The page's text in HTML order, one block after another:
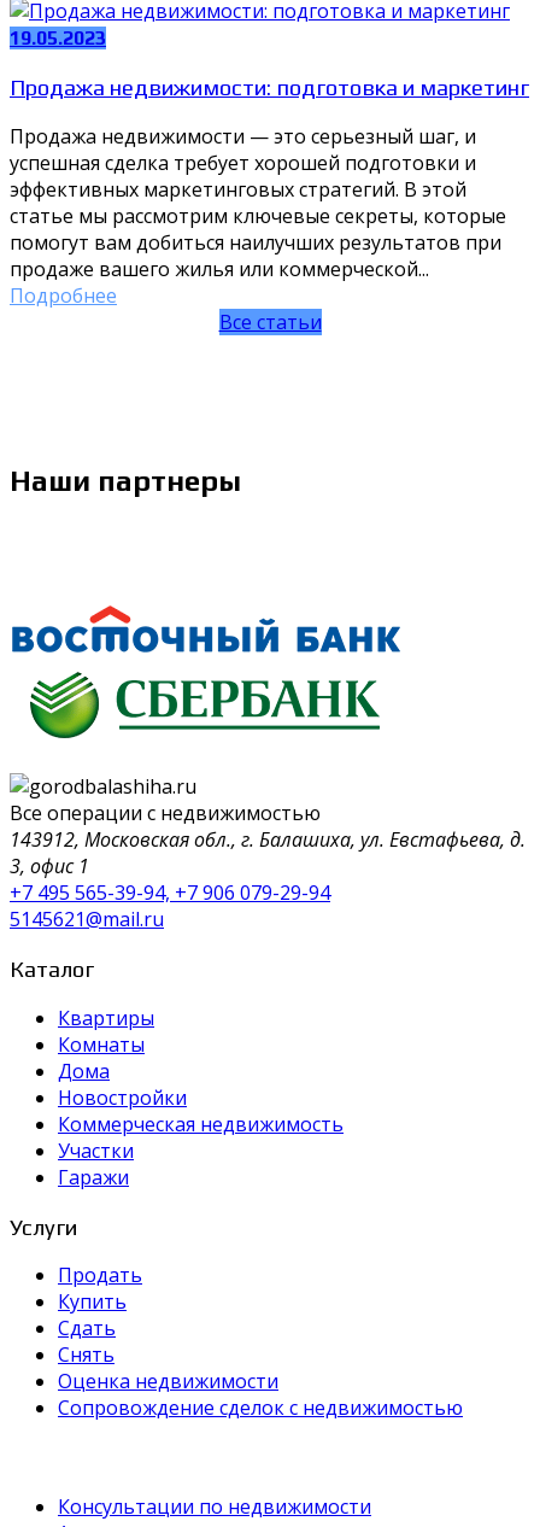
19.05.2023
Продажа недвижимости: подготовка и маркетинг
Продажа недвижимости — это серьезный шаг, и
успешная сделка требует хорошей подготовки и
эффективных маркетинговых стратегий. В этой
статье мы рассмотрим ключевые секреты, которые
помогут вам добиться наилучших результатов при
продаже вашего жилья или коммерческой...
Подробнее
Все статьи
Наши партнеры
Все операции с недвижимостью
143912, Московская обл., г. Балашиха, ул. Евстафьева, д.
3, офис 1
+7 495 565-39-94, +7 906 079-29-94
5145621@mail.ru
Каталог
Квартиры
Комнаты
Дома
Новостройки
Коммерческая недвижимость
Участки
Гаражи
Услуги
Продать
Купить
Сдать
Снять
Оценка недвижимости
Сопровождение сделок с недвижимостью
Консультации по недвижимости